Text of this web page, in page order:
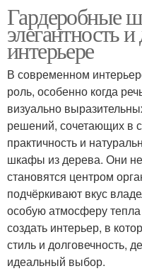
Гардеробные
элегантность
интерьере
В современном
роль, особенно когда
визуально
решений, сочетающих в
практичность и
шкафы из дерева. Они
становятся центром
подчёркивают вкус
особую атмосферу
создать интерьер, в
стиль и долговечность,
идеальный выбор.